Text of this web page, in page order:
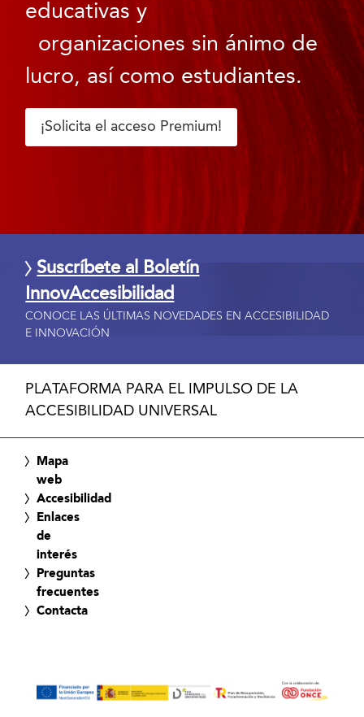
educativas y
organizaciones sin ánimo de
lucro, así como estudiantes.
¡Solicita el acceso Premium!
Suscríbete al Boletín
InnovAccesibilidad
CONOCE LAS ÚLTIMAS NOVEDADES EN ACCESIBILIDAD
E INNOVACIÓN
PLATAFORMA PARA EL IMPULSO DE LA
ACCESIBILIDAD UNIVERSAL
Mapa
web
Accesibilidad
Enlaces
de
interés
Preguntas
frecuentes
Contacta